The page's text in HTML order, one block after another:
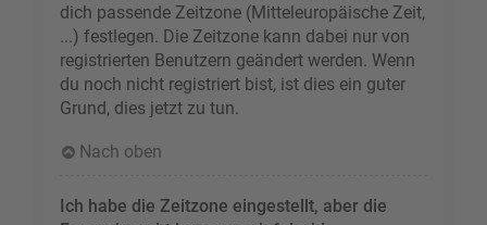
dich passende Zeitzone (Mitteleuropäische Zeit,
...) festlegen. Die Zeitzone kann dabei nur von
registrierten Benutzern geändert werden. Wenn
du noch nicht registriert bist, ist dies ein guter
Grund, dies jetzt zu tun.
Nach oben
Ich habe die Zeitzone eingestellt, aber die